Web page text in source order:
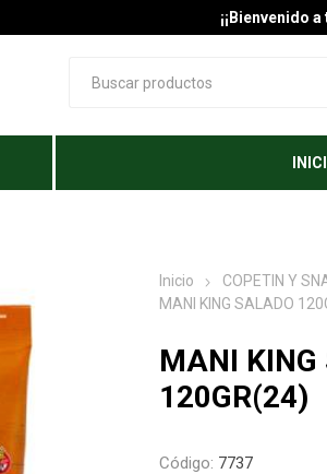
¡¡Bienvenido
Inicio COPETIN Y
MANI KING SALADO
MANI KING
120GR(24)
Código: 7737